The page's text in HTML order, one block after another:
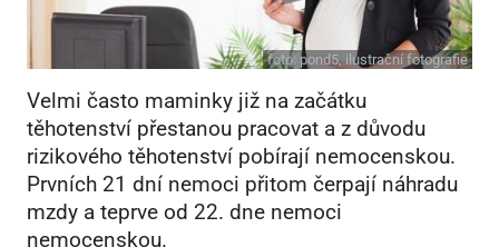
foto: pond5, ilustrační fotografie
Velmi často maminky již na začátku
těhotenství přestanou pracovat a z důvodu
rizikového těhotenství pobírají nemocenskou.
Prvních 21 dní nemoci přitom čerpají náhradu
mzdy a teprve od 22. dne nemoci
nemocenskou.